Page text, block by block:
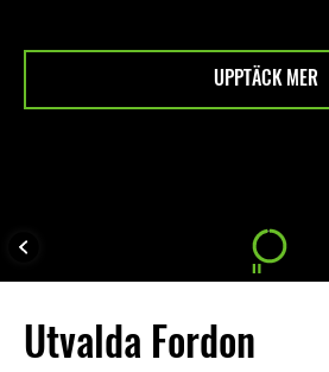
Utvalda Fordon